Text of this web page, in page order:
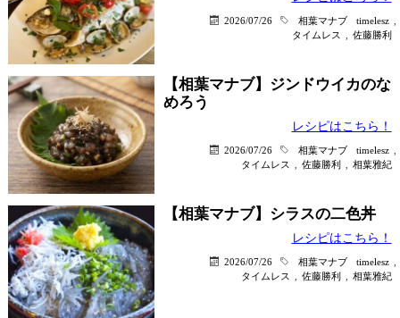
2026/07/26 相葉マナブ timelesz
タイムレス
佐藤勝利
【相葉マナブ】ジンドウイカのな
めろう
レシピはこちら！
2026/07/26 相葉マナブ timelesz
タイムレス
佐藤勝利 相葉雅紀
【相葉マナブ】シラスの二色丼
レシピはこちら！
2026/07/26 相葉マナブ timelesz
タイムレス
佐藤勝利 相葉雅紀